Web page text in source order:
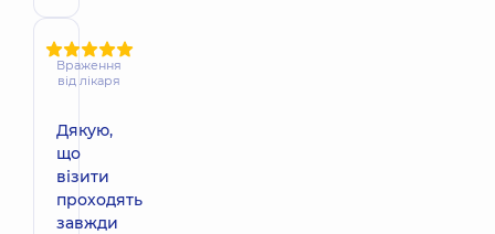
Враження
від лікаря
Дякую,
що
візити
проходять
завжди